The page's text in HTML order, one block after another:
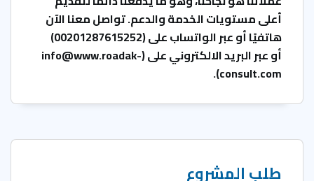
أعلى مستويات الخدمة والدعم. تواصل معنا الآن
هاتفيًا أو عبر الواتساب على (00201287615252
)
أو عبر البريد الالكتروني على (info@www.roadak-
consult.com
).
طلب المشروع